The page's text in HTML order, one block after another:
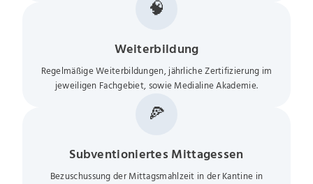
🧠
Weiterbildung
Regelmäßige Weiterbildungen, jährliche Zertifizierung im
jeweiligen Fachgebiet, sowie Medialine Akademie.
🍕
Subventioniertes Mittagessen
Bezuschussung der Mittagsmahlzeit in der Kantine in